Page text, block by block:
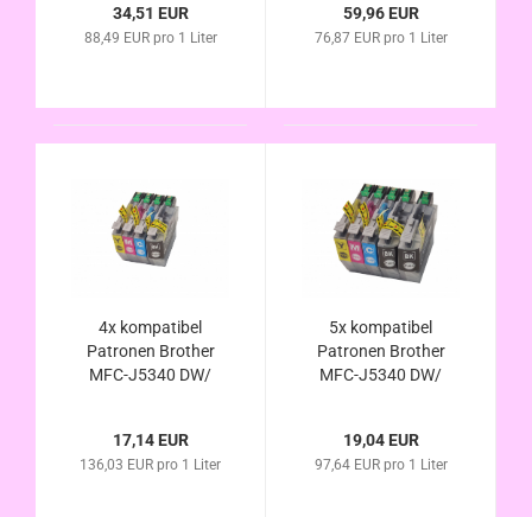
alternativ
34,51 EUR
88,49 EUR pro 1 Liter
alternativ
59,96 EUR
76,87 EUR pro 1 Liter
4x kompatibel
Patronen Brother
MFC-J5340 DW/
alternativ
17,14 EUR
136,03 EUR pro 1 Liter
5x kompatibel
Patronen Brother
MFC-J5340 DW/
alternativ
19,04 EUR
97,64 EUR pro 1 Liter